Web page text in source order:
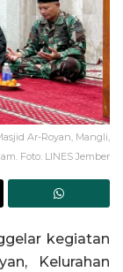
Ar-Royan, Mangli,
Foto: LINES Jember
kegiatan
Kelurahan